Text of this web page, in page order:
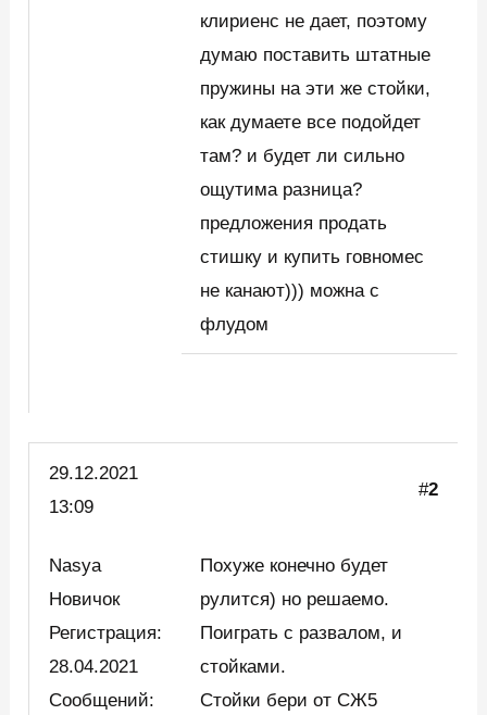
клириенс не дает, поэтому
думаю поставить штатные
пружины на эти же стойки,
как думаете все подойдет
там? и будет ли сильно
ощутима разница?
предложения продать
стишку и купить говномес
не канают))) можна с
флудом
29.12.2021
13:09
#2
Nasya
Новичок
Регистрация:
28.04.2021
Сообщений:
Похуже конечно будет
рулится) но решаемо.
Поиграть с развалом, и
стойками.
Стойки бери от СЖ5